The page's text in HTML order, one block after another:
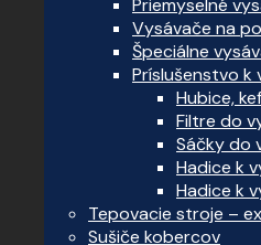
Priemyselné
Vysávače na
Špeciálne
Príslušenstvo k
Hubice,
Filtre do
Sáčky do
Hadice k
Hadice k
Tepovacie stroje –
Sušiče kobercov